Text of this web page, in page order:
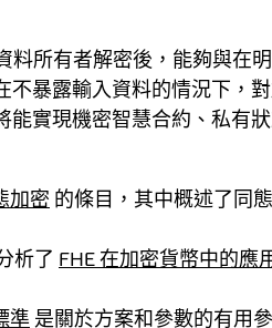
料所有者解密後，能夠與在
不暴露輸入資料的情況下，
實現機密智慧合約、私有
加密 的條目，其中概述了同
析了 FHE 在加密貨幣中的應
準 是關於方案和參數的有用